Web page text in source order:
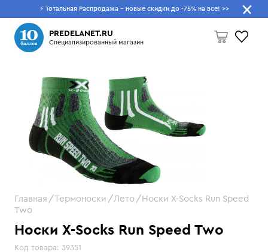
⚡ Тотальная Распродажа - новые скидки до -75% на все! >>
PREDELANET.RU
Специализированный магазин
Что будем искать?
Носки X-Socks Run Speed Two
Код товара: 39351
Главная Термоноски Лето
Носки X-Socks Run Speed
Two